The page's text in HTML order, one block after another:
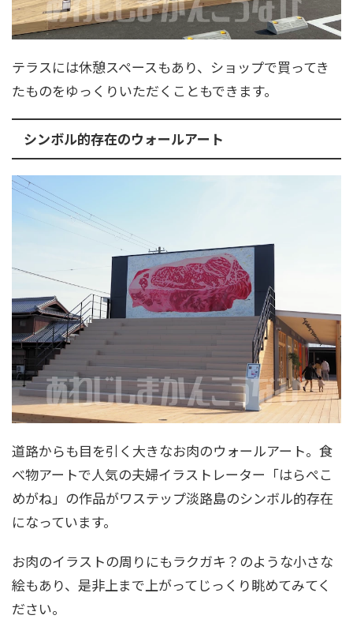
テラスには休憩スペースもあり、ショップで買ってき
たものをゆっくりいただくこともできます。
シンボル的存在のウォールアート
道路からも目を引く大きなお肉のウォールアート。食
べ物アートで人気の夫婦イラストレーター「はらぺこ
めがね」の作品がワステップ淡路島のシンボル的存在
になっています。
お肉のイラストの周りにもラクガキ？のような小さな
絵もあり、是非上まで上がってじっくり眺めてみてく
ださい。